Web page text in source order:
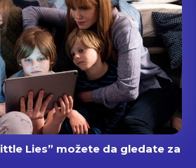
Lies” možete da gledate za